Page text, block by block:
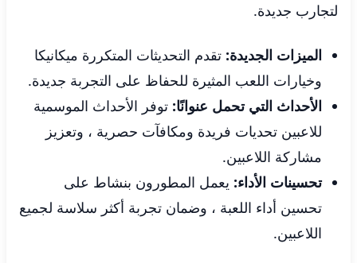
لتجارب جديدة.
الميزات الجديدة: تقدم التحديثات المتكررة ميكانيكا
وخيارات اللعب المثيرة للحفاظ على التجربة جديدة.
الأحداث التي تحمل عنوانًا: توفر الأحداث الموسمية
للاعبين تحديات فريدة ومكافآت حصرية ، وتعزيز
مشاركة اللاعبين.
تحسينات الأداء: يعمل المطورون بنشاط على
تحسين أداء اللعبة ، وضمان تجربة أكثر سلاسة لجميع
اللاعبين.